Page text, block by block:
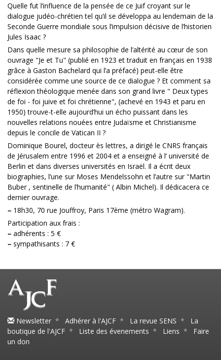
Quelle fut l’influence de la pensée de ce Juif croyant sur le
dialogue judéo-chrétien tel qu’il se développa au lendemain de la
Seconde Guerre mondiale sous l’impulsion décisive de l’historien
Jules Isaac ?
Dans quelle mesure sa philosophie de l’altérité au cœur de son
ouvrage "Je et Tu" (publié en 1923 et traduit en français en 1938
grâce à Gaston Bachelard qui l’a préfacé) peut-elle être
considérée comme une source de ce dialogue ? Et comment sa
réflexion théologique menée dans son grand livre " Deux types
de foi - foi juive et foi chrétienne", (achevé en 1943 et paru en
1950) trouve-t-elle aujourd’hui un écho puissant dans les
nouvelles relations nouées entre Judaïsme et Christianisme
depuis le concile de Vatican II ?
Dominique Bourel, docteur ès lettres, a dirigé le CNRS français
de Jérusalem entre 1996 et 2004 et a enseigné à l’ université de
Berlin et dans diverses universités en Israël. Il a écrit deux
biographies, l’une sur Moses Mendelssohn et l’autre sur "Martin
Buber , sentinelle de l’humanité" ( Albin Michel). Il dédicacera ce
dernier ouvrage.
– 18h30, 70 rue Jouffroy, Paris 17ème (métro Wagram).
Participation aux frais :
– adhérents : 5 €
– sympathisants : 7 €
Newsletter * Adhérer à l'AJCF * La revue SENS * La
boutique de l'AJCF * Liste des évenements * Liens * Faire
un don